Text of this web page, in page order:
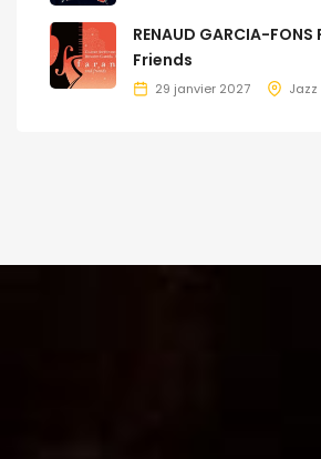
RENAUD GARCIA-
Friends
29 janvier 2027 Jazz